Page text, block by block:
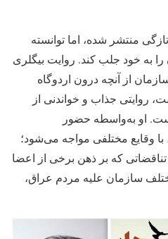
منتشر شده، اما توانسته
به خود جلب کند. روایت بیگلری
از آنچه درون اردوگاه
روایتی جذاب و خواندنی از
او به‌واسطه حضور
با وقایع مختلفی مواجه می‌شود؛
که بر ذهن برخی از اعضا
سازمان علیه مردم عراق،